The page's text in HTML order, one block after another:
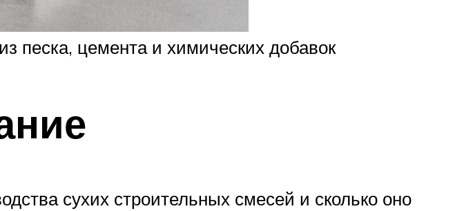
песка, цемента и химических добавок
сухих строительных смесей и сколько оно